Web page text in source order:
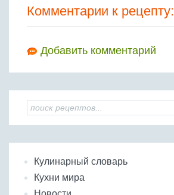
Комментарии к рецепту:
Добавить комментарий
Кулинарный словарь
Кухни мира